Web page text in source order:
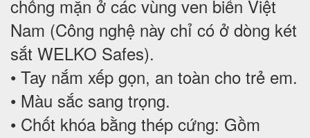
chống mặn ở các vùng ven biển Việt
Nam (Công nghệ này chỉ có ở dòng két
sắt WELKO Safes).
• Tay nắm xếp gọn, an toàn cho trẻ em.
• Màu sắc sang trọng.
• Chốt khóa bằng thép cứng: Gồm